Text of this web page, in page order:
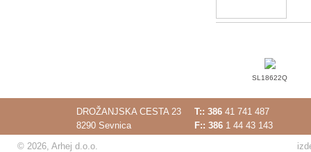
SL18622Q
DROŽANJSKA CESTA 23
8290 Sevnica
T:: 386 41 741 487
F:: 386 1 44 43 143
© 2026, Arhej d.o.o.